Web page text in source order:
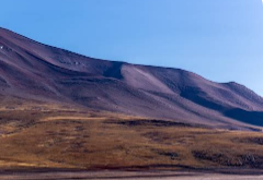
mythiques du Chili et de
scintillant d’Uyuni : l’expérience